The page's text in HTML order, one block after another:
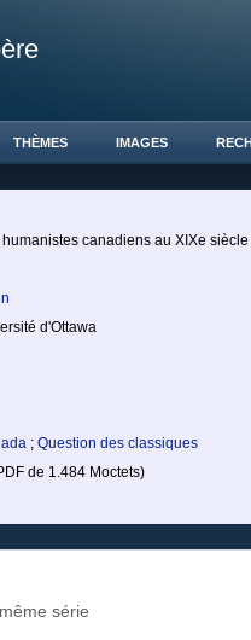
THÈMES IMAGES
canadiens au XIXe siècle
d'Ottawa
; Question des classiques
de 1.484 Moctets)
série